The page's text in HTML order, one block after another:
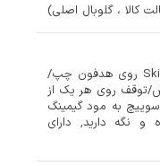
برای Skip track backward/forward روی هدفون چپ/
توقف روی هر یک از
به مود گیمینگ
نگه دارید, دارای